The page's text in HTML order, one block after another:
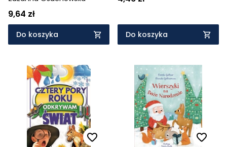
9,64 zł
Do koszyka Do koszyka